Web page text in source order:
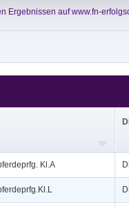
Ergebnissen auf www.fn-
Kl.A